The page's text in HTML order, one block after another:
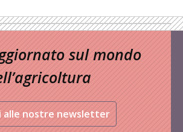
sul mondo
alle nostre newsletter